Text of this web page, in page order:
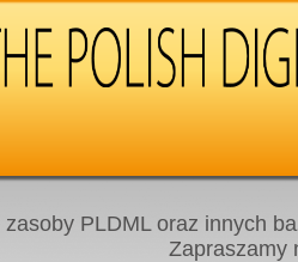
zasoby PLDML oraz innych
Zapraszamy